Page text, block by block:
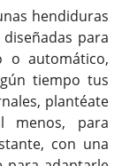
hendiduras
para
o automático,
tiempo tus
plantéate
menos, para
con una